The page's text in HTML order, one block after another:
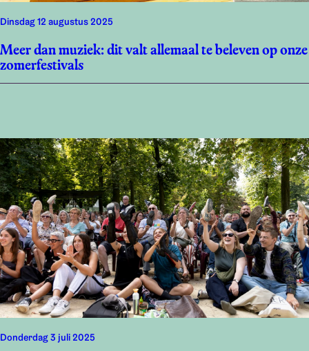
dinsdag 12 augustus 2025
Meer dan muziek: dit valt allemaal te beleven op onze
zomerfestivals
donderdag 3 juli 2025